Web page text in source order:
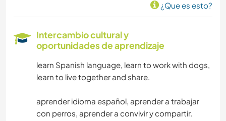
MONTAÑA
NATURALEZA
¿Que es esto?
Intercambio cultural y
oportunidades de aprendizaje
learn Spanish language, learn to work with dogs,
learn to live together and share.
aprender idioma español, aprender a trabajar
con perros, aprender a convivir y compartir.